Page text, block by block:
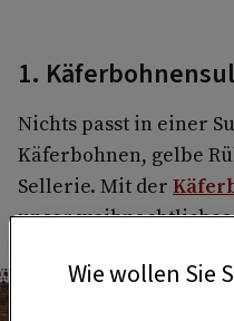
1.
Nichts passt in einer
Käferbohnen, gelbe
Sellerie. Mit der
unser
Wie wollen Sie